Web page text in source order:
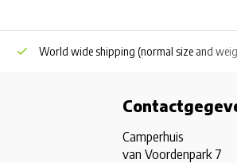
World wide shipping (normal size and
Camperhuis
van Voordenpark 7